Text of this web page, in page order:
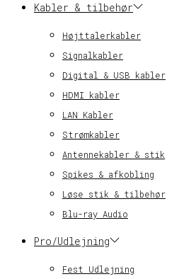
Kabler & tilbehør
Højttalerkabler
Signalkabler
Digital & USB kabler
HDMI kabler
LAN Kabler
Strømkabler
Antennekabler & stik
Spikes & afkobling
Løse stik & tilbehør
Blu-ray Audio
Pro/Udlejning
Fest Udlejning